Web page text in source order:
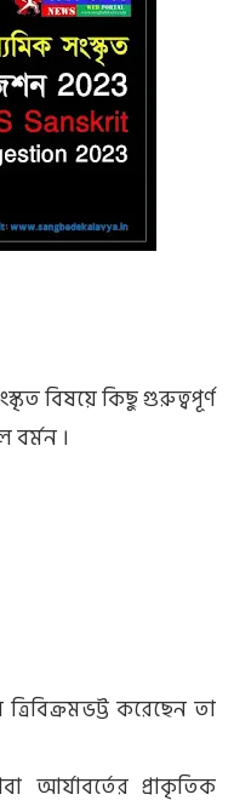
বিষয়ে কিছু গুরুত্বপূর্ণ
বর্মন ।
করেছেন তা
আর্যাবর্তের প্রাকৃতিক